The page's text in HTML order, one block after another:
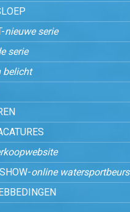
nieuwe serie
serie
belicht
online watersportbeurs